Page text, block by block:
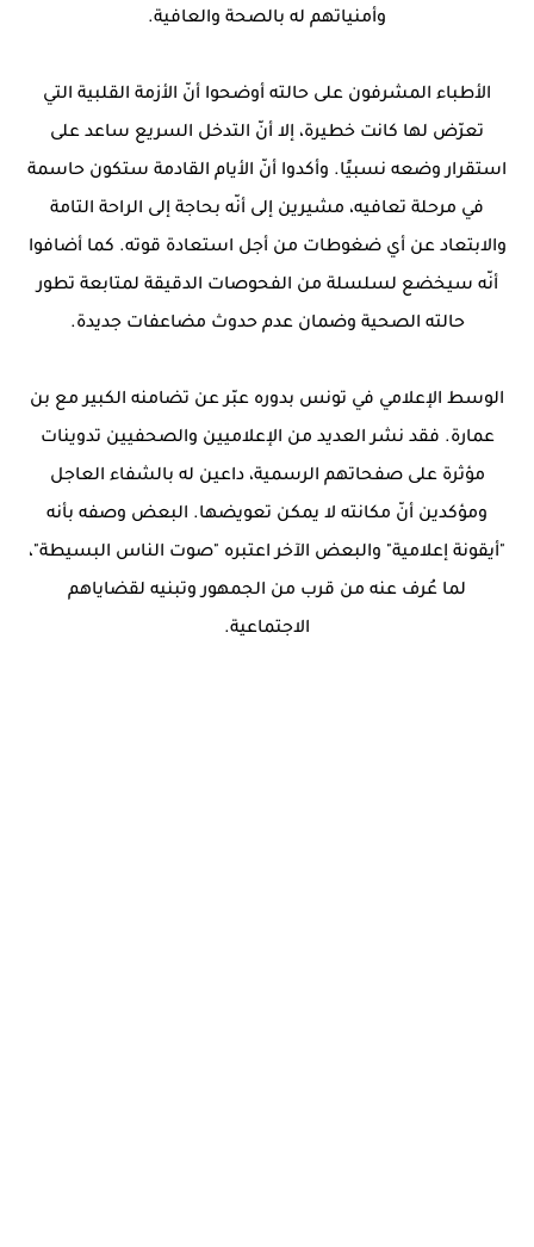
وأمنياتهم له بالصحة والعافية.
الأطباء المشرفون على حالته أوضحوا أنّ الأزمة القلبية التي
تعرّض لها كانت خطيرة، إلا أنّ التدخل السريع ساعد على
استقرار وضعه نسبيًا. وأكدوا أنّ الأيام القادمة ستكون حاسمة
في مرحلة تعافيه، مشيرين إلى أنّه بحاجة إلى الراحة التامة
والابتعاد عن أي ضغوطات من أجل استعادة قوته. كما أضافوا
أنّه سيخضع لسلسلة من الفحوصات الدقيقة لمتابعة تطور
حالته الصحية وضمان عدم حدوث مضاعفات جديدة.
الوسط الإعلامي في تونس بدوره عبّر عن تضامنه الكبير مع بن
عمارة. فقد نشر العديد من الإعلاميين والصحفيين تدوينات
مؤثرة على صفحاتهم الرسمية، داعين له بالشفاء العاجل
ومؤكدين أنّ مكانته لا يمكن تعويضها. البعض وصفه بأنه
"أيقونة إعلامية" والبعض الآخر اعتبره "صوت الناس البسيطة"،
لما عُرف عنه من قرب من الجمهور وتبنيه لقضاياهم
الاجتماعية.